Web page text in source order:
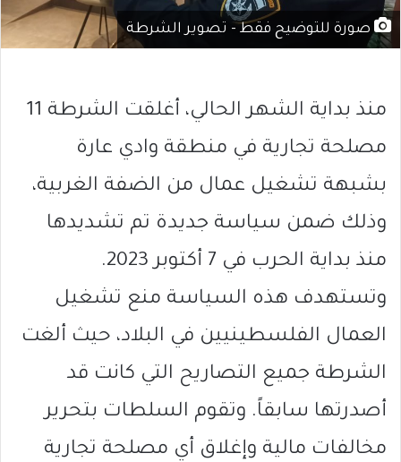
صورة للتوضيح فقط - تصوير الشرطة
منذ بداية الشهر الحالي، أغلقت الشرطة 11
مصلحة تجارية في منطقة وادي عارة
بشبهة تشغيل عمال من الضفة الغربية،
وذلك ضمن سياسة جديدة تم تشديدها
منذ بداية الحرب في 7 أكتوبر 2023.
وتستهدف هذه السياسة منع تشغيل
العمال الفلسطينيين في البلاد، حيث ألغت
الشرطة جميع التصاريح التي كانت قد
أصدرتها سابقاً. وتقوم السلطات بتحرير
مخالفات مالية وإغلاق أي مصلحة تجارية